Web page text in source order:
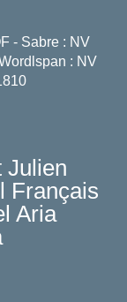
- Sabre : NV
: NV
Julien
Français
Aria